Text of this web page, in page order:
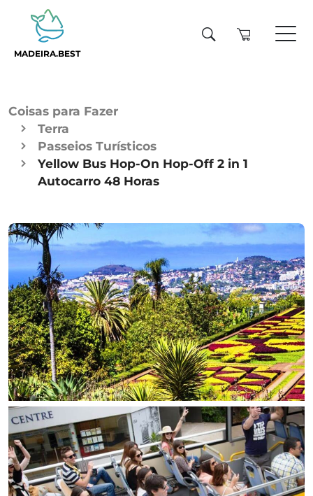
MADEIRA.BEST
Coisas para Fazer
Terra
Passeios Turísticos
Yellow Bus Hop-On Hop-Off 2 in 1
Autocarro 48 Horas